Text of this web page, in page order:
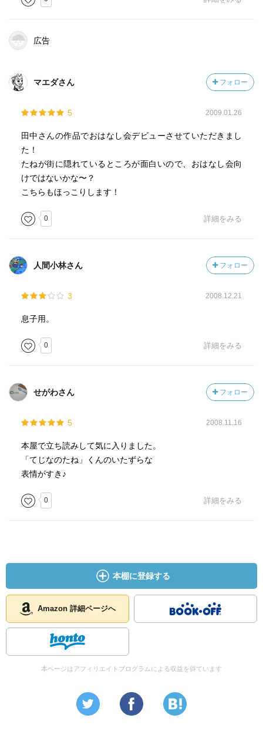
広告
マエダさん フォロー
5 2009.01.26
田中さんの作品でおはなし会デビューさせていただきまし
た！
たねが街に隠れているところが面白いので、おはなし会向
けではないかな〜？
こちらもほっこりします！
0 詳細をみる
人間小林さん フォロー
3 2008.12.21
息子用。
0 詳細をみる
せがわさん フォロー
5 2008.11.16
本屋で立ち読みして気に入りました。
「てじなのたね」くんのいたずらな
表情がすき♪
0 詳細をみる
本棚に登録する
Amazon 詳細ページへ
本ページはアフィリエイトプログラムによる収益を得ています